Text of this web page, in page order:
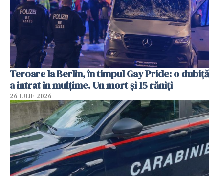
Teroare la Berlin, în timpul Gay Pride: o dubiță
a intrat în mulțime. Un mort și 15 răniți
26 IULIE 2026